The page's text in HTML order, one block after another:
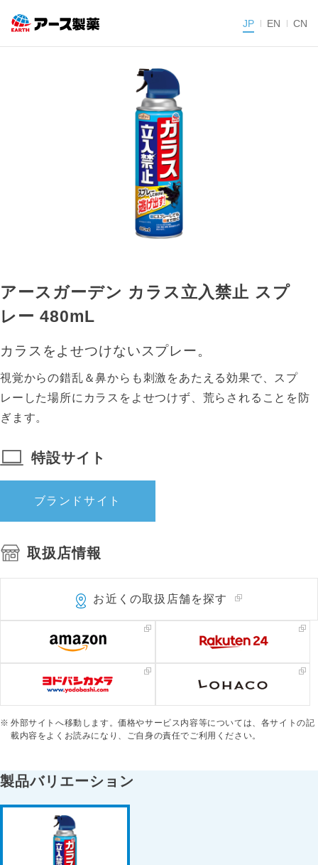
JP EN CN
アースガーデン カラス立入禁止 スプ
レー 480mL
カラスをよせつけないスプレー。
視覚からの錯乱＆鼻からも刺激をあたえる効果で、スプ
レーした場所にカラスをよせつけず、荒らされることを防
ぎます。
特設サイト
ブランドサイト
取扱店情報
お近くの取扱店舗を探す
外部サイトへ移動します。価格やサービス内容等については、各サイトの記
載内容をよくお読みになり、ご自身の責任でご利用ください。
製品バリエーション